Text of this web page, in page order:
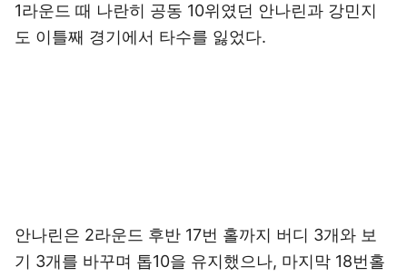
1라운드 때 나란히 공동 10위였던 안나린과 강민지
도 이틀째 경기에서 타수를 잃었다.
안나린은 2라운드 후반 17번 홀까지 버디 3개와 보
기 3개를 바꾸며 톱10을 유지했으나, 마지막 18번홀